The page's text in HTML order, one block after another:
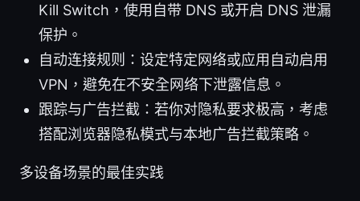
Kill Switch，使用自带 DNS 或开启 DNS 泄漏
保护。
自动连接规则：设定特定网络或应用自动启用
VPN，避免在不安全网络下泄露信息。
跟踪与广告拦截：若你对隐私要求极高，考虑
搭配浏览器隐私模式与本地广告拦截策略。
多设备场景的最佳实践